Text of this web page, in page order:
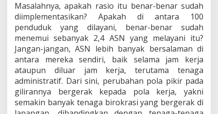
Masalahnya, apakah rasio itu benar-benar sudah
diimplementasikan? Apakah di antara 100
penduduk yang dilayani, benar-benar sudah
menemui sebanyak 2,4 ASN yang melayani itu?
Jangan-jangan, ASN lebih banyak bersalaman di
antara mereka sendiri, baik selama jam kerja
ataupun diluar jam kerja, terutama tenaga
administratif. Dari sini, perubahan pola pikir pada
gilirannya bergerak kepada pola kerja, yakni
semakin banyak tenaga birokrasi yang bergerak di